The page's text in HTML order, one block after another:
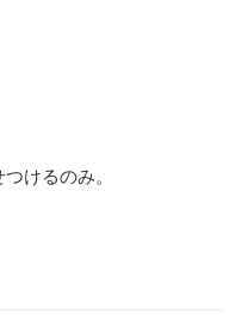
けるのみ。